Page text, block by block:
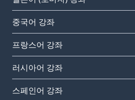
중국어 강좌
프랑스어 강좌
러시아어 강좌
스페인어 강좌